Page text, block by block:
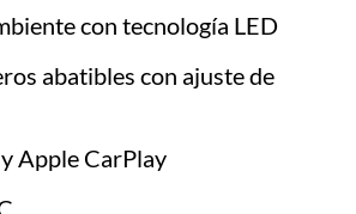
con tecnología LED
abatibles con ajuste de
Apple CarPlay